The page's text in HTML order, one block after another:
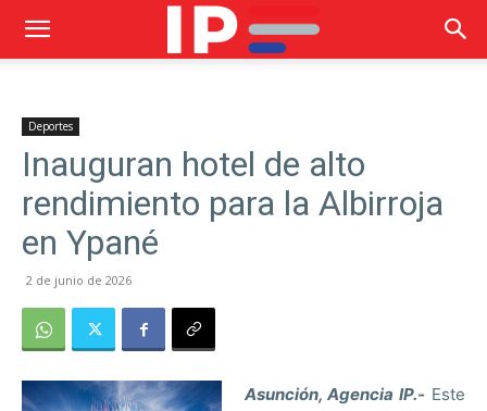
Deportes
Inauguran hotel de alto
rendimiento para la Albirroja
en Ypané
2 de junio de 2026
Asunción, Agencia IP.- Este